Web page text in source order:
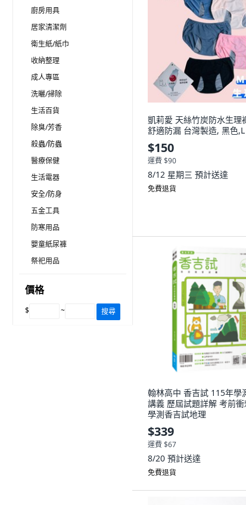
廚房用具
居家清潔劑
衛生紙/紙巾
收納整理
成人專區
洗曬/掃除
生活百貨
除臭/芳香
殺蟲/防蟲
醫療保健
生活電器
安全/防身
五金工具
防寒用品
嬰童紙尿褲
祭祀用品
價格
$ ~ 搜尋
凱莉愛 天絲竹炭防水生理
舒適防漏 台灣製造, 黑色,L
$150
運費 $90
8/12 星期三 預計送達
免費退貨
翰林高中 香吉試 115年學
講義 歷屆試題詳解 考前
學測香吉試地理
$339
運費 $67
8/20 預計送達
免費退貨